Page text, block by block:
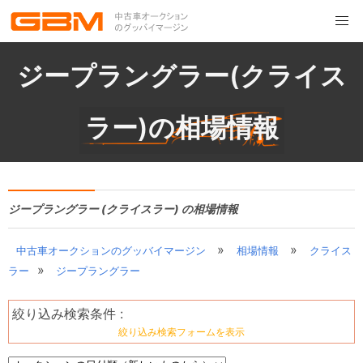
ジープラングラー(クライス
ラー)の相場情報
ジープラングラー (クライスラー) の相場情報
中古車オークションのグッバイマージン » 相場情報 »
クライス
ラー
» ジープラングラー
絞り込み検索条件 :
絞り込み検索フォームを表示